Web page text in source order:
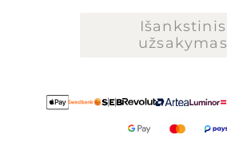
Išankstinis
užsakymas